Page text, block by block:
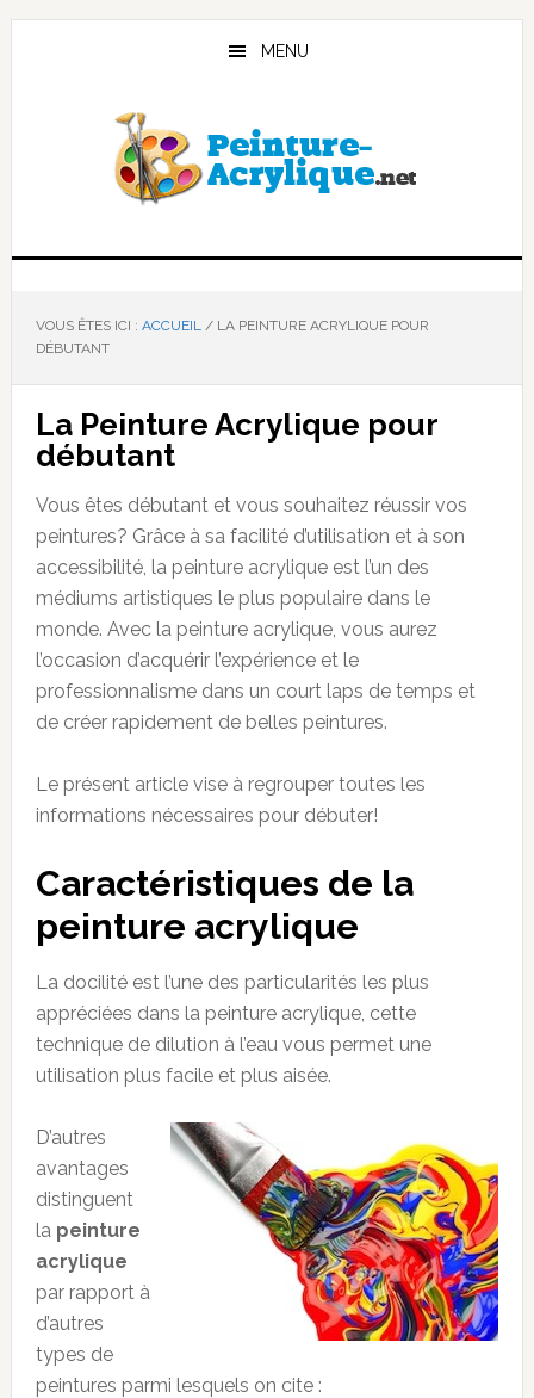
Passer
Passer
MENU
VOUS ÊTES ICI : ACCUEIL /LA PEINTURE ACRYLIQUE POUR
DÉBUTANT
La Peinture Acrylique pour
débutant
Vous êtes débutant et vous souhaitez réussir vos
peintures? Grâce à sa facilité d’utilisation et à son
accessibilité, la peinture acrylique est l’un des
médiums artistiques le plus populaire dans le
monde. Avec la peinture acrylique, vous aurez
l’occasion d’acquérir l’expérience et le
professionnalisme dans un court laps de temps et
de créer rapidement de belles peintures.
Le présent article vise à regrouper toutes les
informations nécessaires pour débuter!
Caractéristiques de la
peinture acrylique
La docilité est l’une des particularités les plus
appréciées dans la peinture acrylique, cette
technique de dilution à l’eau vous permet une
utilisation plus facile et plus aisée.
D’autres
avantages
distinguent
la peinture
acrylique
par rapport à
d’autres
types de
peintures parmi lesquels on cite :